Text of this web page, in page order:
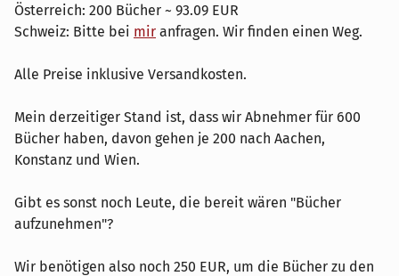
Österreich: 200 Bücher ~ 93.09 EUR
Schweiz: Bitte bei mir anfragen. Wir finden einen Weg.
Alle Preise inklusive Versandkosten.
Mein derzeitiger Stand ist, dass wir Abnehmer für 600
Bücher haben, davon gehen je 200 nach Aachen,
Konstanz und Wien.
Gibt es sonst noch Leute, die bereit wären "Bücher
aufzunehmen"?
Wir benötigen also noch 250 EUR, um die Bücher zu den